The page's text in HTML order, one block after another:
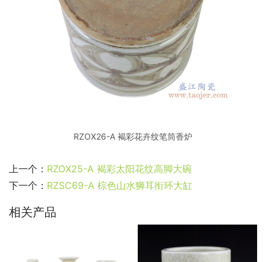
RZOX26-A 褐彩花卉纹笔筒香炉
上一个： RZOX25-A 褐彩太阳花纹高脚大碗
下一个： RZSC69-A 棕色山水狮耳衔环大缸
相关产品